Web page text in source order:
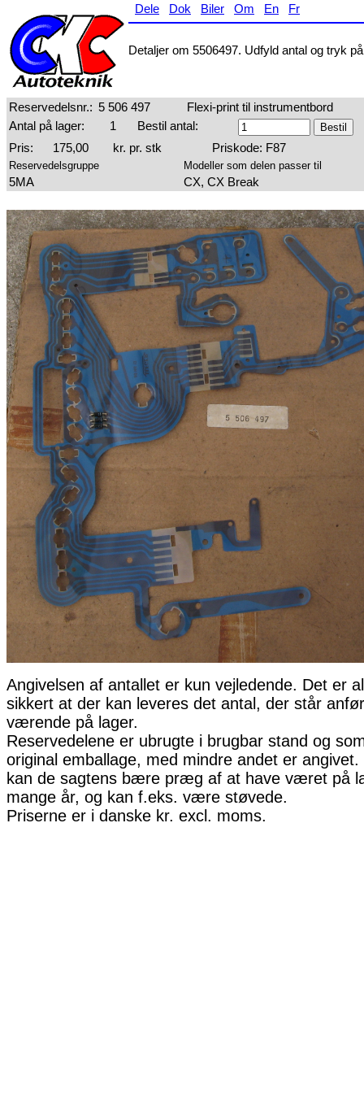
Dele Dok Biler Om En Fr
Detaljer om 5506497. Udfyld antal og tryk
Reservedelsnr.: 5 506 497
Flexi-print til instrumentbord
Antal på lager:
1
Bestil antal:
Pris:
175,00 kr. pr. stk Priskode: F87
Reservedelsgruppe Modeller som delen passer til
5MA CX, CX Break
Angivelsen af antallet er kun vejledende. Det er
sikkert at der kan leveres det antal, der står
værende på lager.
Reservedelene er ubrugte i brugbar stand og
original emballage, med mindre andet er angivet.
kan de sagtens bære præg af at have været på
mange år, og kan f.eks. være støvede.
Priserne er i danske kr. excl. moms.